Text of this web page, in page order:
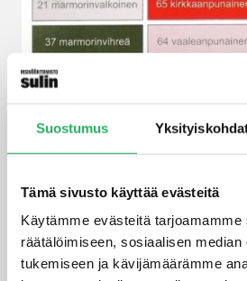
Suostumus
Tämä sivusto käyttää evästeitä
Käytämme evästeitä
räätälöimiseen, sosiaalisen median
tukemiseen ja kävijämäärämme